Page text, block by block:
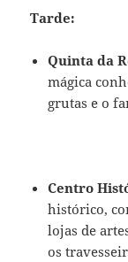
Tarde:
Quinta da
mágica
grutas e o
Centro
histórico,
lojas de
os